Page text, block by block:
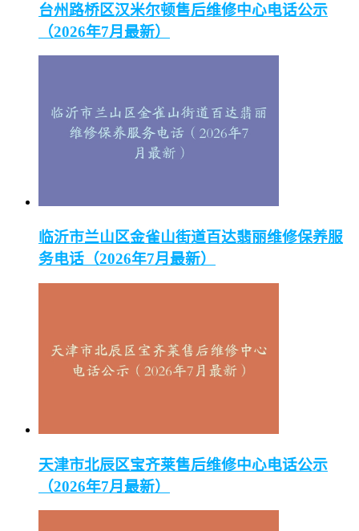
台州路桥区汉米尔顿售后维修中心电话公示
（2026年7月最新）
临沂市兰山区金雀山街道百达翡丽维修保养服
务电话（2026年7月最新）
天津市北辰区宝齐莱售后维修中心电话公示
（2026年7月最新）